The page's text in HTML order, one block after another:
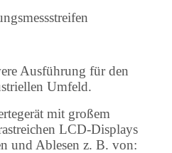
Ausführung für den
Umfeld.
mit großem
LCD-Displays
und Ablesen z. B. von: